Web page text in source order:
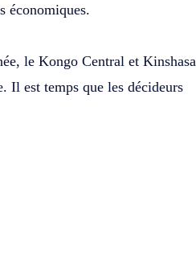
économiques.
le Kongo Central et Kinshasa
Il est temps que les décideurs